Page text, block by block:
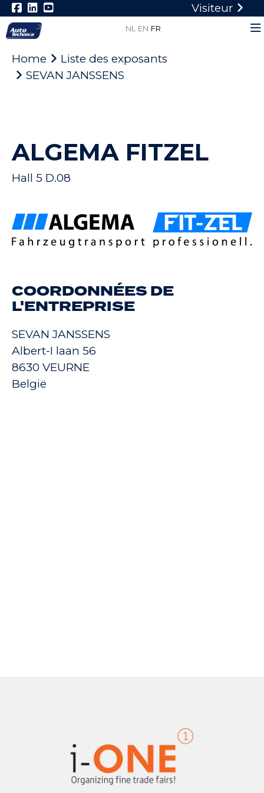
Visiteur
NL EN FR
Home
Liste des exposants
SEVAN JANSSENS
ALGEMA FITZEL
Hall 5 D.08
COORDONNÉES DE
L'ENTREPRISE
SEVAN JANSSENS
Albert-I laan 56
8630 VEURNE
België